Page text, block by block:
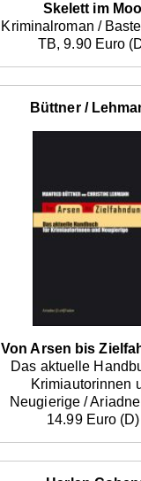
Skelett im
Kriminalroman /
TB, 9.90 Euro
Büttner /
Von Arsen bis
Das aktuelle
Krimiautorinnen
Neugierige /
14.99 Euro